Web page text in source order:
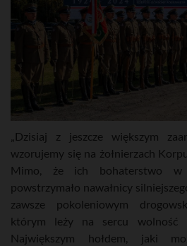
„Dzisiaj z jeszcze większym
wzorujemy się na żołnierzach
Mimo, że ich bohaterstwo
powstrzymało nawałnicy
zawsze pokoleniowym
którym leży na sercu wolność i
Największym hołdem, jaki